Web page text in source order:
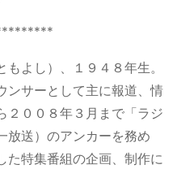
よし）、１９４８年生。
ンサーとして主に報道、情
２００８年３月まで「ラジ
放送）のアンカーを務め
た特集番組の企画、制作に